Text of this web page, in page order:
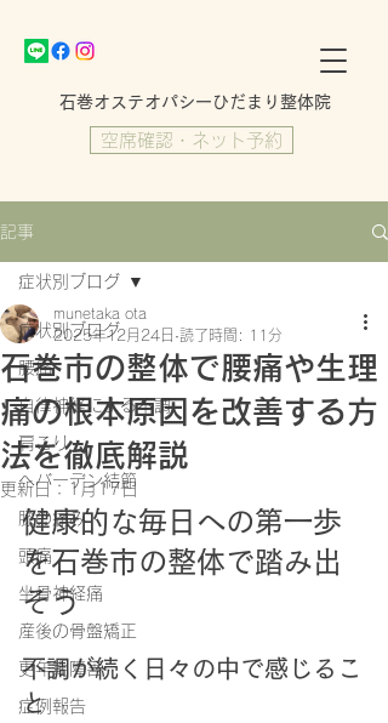
​石巻オステオパシーひだまり整体院
空席確認・ネット予約
記事
症状別ブログ
腰痛
自律神経による不調
肩こり
ヘバーデン結節
膝の痛み
頭痛
坐骨神経痛
産後の骨盤矯正
更年期障害
症例報告
症状別ブログ
石巻市の整体で腰痛や生理
痛の根本原因を改善する方
法を徹底解説
munetaka ota
2025年12月24日 読了時間: 11分
更新日： 1月17日
健康的な毎日への第一歩
を石巻市の整体で踏み出
そう
不調が続く日々の中で感じるこ
と